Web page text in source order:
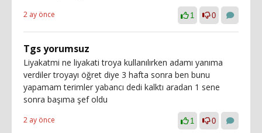
2 ay önce 1 0
Tgs yorumsuz
Liyakatmi ne liyakati troya kullanılırken adamı yanıma
verdiler troyayı öğret diye 3 hafta sonra ben bunu
yapamam terimler yabancı dedi kalktı aradan 1 sene
sonra başıma şef oldu
2 ay önce 1 0